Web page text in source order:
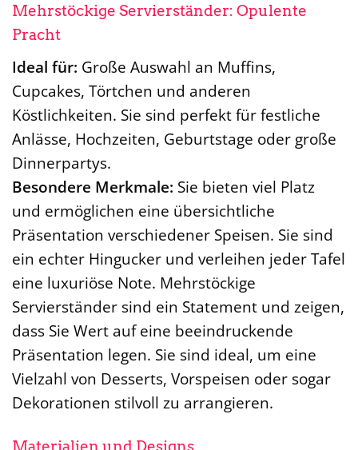
Mehrstöckige Servierständer: Opulente
Pracht
Ideal für: Große Auswahl an Muffins,
Cupcakes, Törtchen und anderen
Köstlichkeiten. Sie sind perfekt für festliche
Anlässe, Hochzeiten, Geburtstage oder große
Dinnerpartys.
Besondere Merkmale: Sie bieten viel Platz
und ermöglichen eine übersichtliche
Präsentation verschiedener Speisen. Sie sind
ein echter Hingucker und verleihen jeder Tafel
eine luxuriöse Note. Mehrstöckige
Servierständer sind ein Statement und zeigen,
dass Sie Wert auf eine beeindruckende
Präsentation legen. Sie sind ideal, um eine
Vielzahl von Desserts, Vorspeisen oder sogar
Dekorationen stilvoll zu arrangieren.
Materialien und Designs